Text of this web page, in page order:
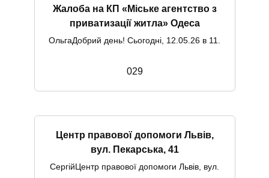
Жалоба на КП «Міське агентство з
приватизації житла» Одеса
ОльгаДобрий день! Сьогодні, 12.05.26 в 11.
029
Центр правової допомоги Львів,
вул. Пекарська, 41
СергійЦентр правової допомоги Львів, вул.